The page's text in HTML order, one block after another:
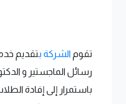
تقوم الشركة بتقديم
رسائل الماجستير و
باستمرار إلى إفادة